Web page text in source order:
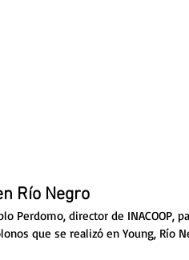
Río Negro
Perdomo, director de INACOOP,
que se realizó en Young, Río